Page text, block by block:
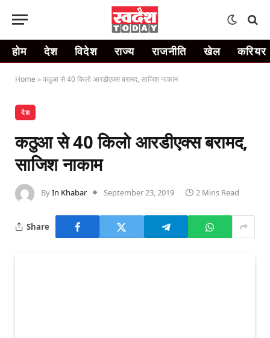
होम देश विदेश राज्य राजनीति खेल करियर
Home »कठुआ से 40 किलो आरडीएक्स बरामद, साजिश नाकाम
देश
कठुआ से 40 किलो आरडीएक्स बरामद,
साजिश नाकाम
ByIn Khabar September 23, 2019 2 Mins Read
Share